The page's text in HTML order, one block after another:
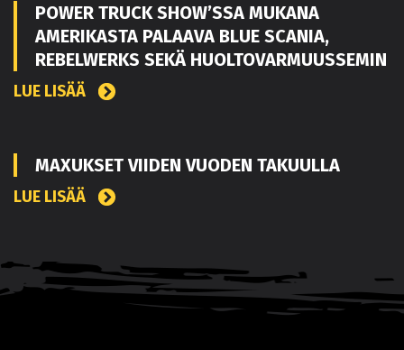
POWER TRUCK SHOW’SSA MUKANA
AMERIKASTA PALAAVA BLUE SCANIA,
REBELWERKS SEKÄ HUOLTOVARMUUSSEMIN
LUE LISÄÄ
MAXUKSET VIIDEN VUODEN TAKUULLA
LUE LISÄÄ